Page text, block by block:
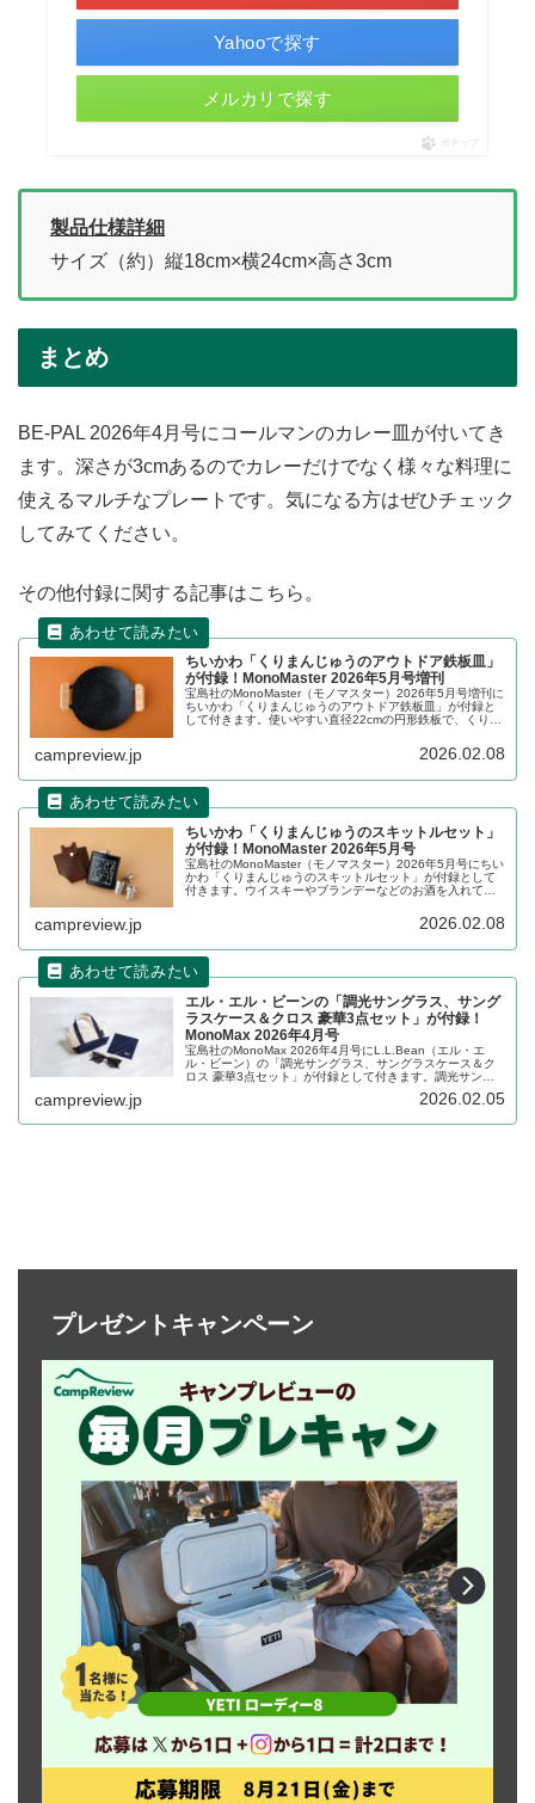
Yahooで探す
メルカリで探す
ポチップ
製品仕様詳細
サイズ（約）縦18cm×横24cm×高さ3cm
まとめ
BE-PAL 2026年4月号にコールマンのカレー皿が付いてき
ます。深さが3cmあるのでカレーだけでなく様々な料理に
使えるマルチなプレートです。気になる方はぜひチェック
してみてください。
その他付録に関する記事はこちら。
ちいかわ「くりまんじゅうのアウトドア鉄板皿」
が付録！MonoMaster 2026年5月号増刊
宝島社のMonoMaster（モノマスター）2026年5月号増刊に
ちいかわ「くりまんじゅうのアウトドア鉄板皿」が付録と
して付きます。使いやすい直径22cmの円形鉄板で、くりま
campreview.jp 2026.02.08
ちいかわ「くりまんじゅうのスキットルセット」
が付録！MonoMaster 2026年5月号
宝島社のMonoMaster（モノマスター）2026年5月号にちい
かわ「くりまんじゅうのスキットルセット」が付録として
付きます。ウイスキーやブランデーなどのお酒を入れて持
ス、ショットカップ2個、漏斗も付属します。詳細をレビュ
campreview.jp 2026.02.08
エル・エル・ビーンの「調光サングラス、サング
ラスケース＆クロス 豪華3点セット」が付録！
MonoMax 2026年4月号
宝島社のMonoMax 2026年4月号にL.L.Bean（エル・エ
ル・ビーン）の「調光サングラス、サングラスケース＆ク
ロス 豪華3点セット」が付録として付きます。調光サング
で、室内では透明のメガネ、屋外ではサングラスと、2通り
campreview.jp 2026.02.05
プレゼントキャンペーン